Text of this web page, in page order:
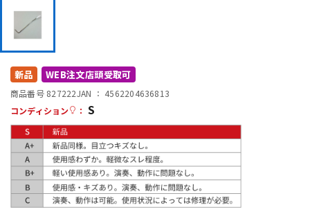
配信/ライブ機器
中古 ヴィンテージ
新品 WEB注文店頭受取可
商品番号 827222JAN ： 4562204636813
コンディション
： S